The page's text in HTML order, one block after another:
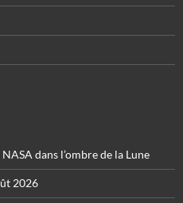
dans l’ombre de la Lune
2026